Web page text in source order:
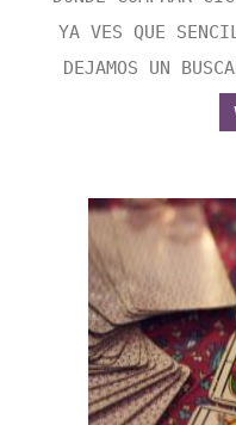
YA VES QUE
DEJAMOS UN